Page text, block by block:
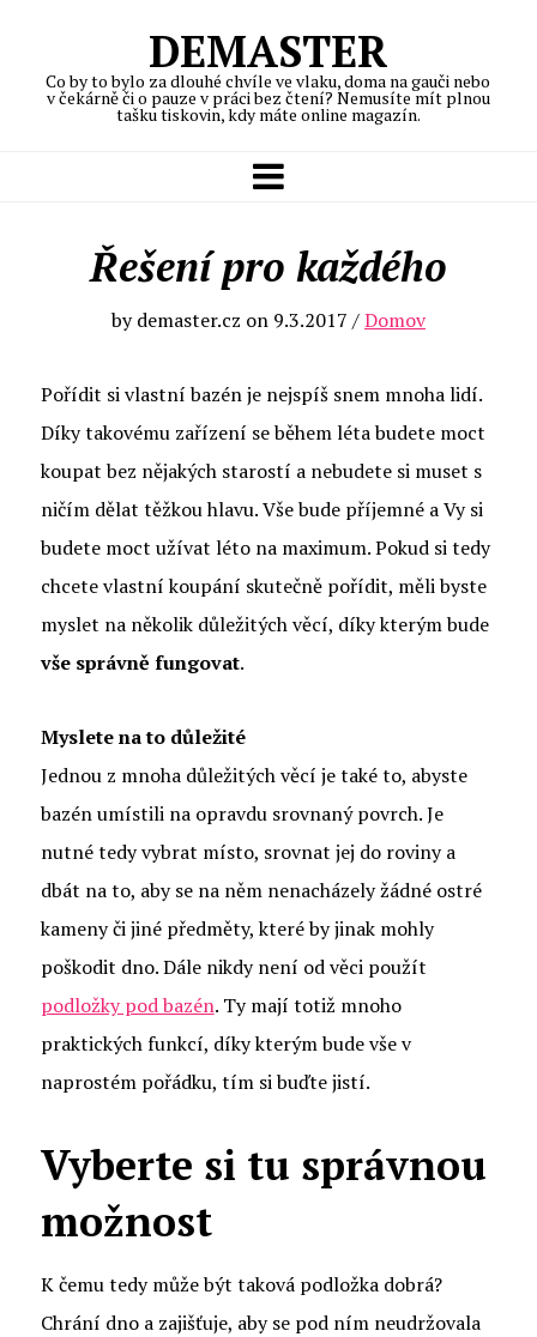
DEMASTER
Co by to bylo za dlouhé chvíle ve vlaku, doma na gauči nebo
v čekárně či o pauze v práci bez čtení? Nemusíte mít plnou
tašku tiskovin, kdy máte online magazín.
Řešení pro každého
bydemaster.cz on 9.3.2017 /Domov
Pořídit si vlastní bazén je nejspíš snem mnoha lidí.
Díky takovému zařízení se během léta budete moct
koupat bez nějakých starostí a nebudete si muset s
ničím dělat těžkou hlavu. Vše bude příjemné a Vy si
budete moct užívat léto na maximum. Pokud si tedy
chcete vlastní koupání skutečně pořídit, měli byste
myslet na několik důležitých věcí, díky kterým bude
vše správně fungovat.
Myslete na to důležité
Jednou z mnoha důležitých věcí je také to, abyste
bazén umístili na opravdu srovnaný povrch. Je
nutné tedy vybrat místo, srovnat jej do roviny a
dbát na to, aby se na něm nenacházely žádné ostré
kameny či jiné předměty, které by jinak mohly
poškodit dno. Dále nikdy není od věci použít
podložky pod bazén. Ty mají totiž mnoho
praktických funkcí, díky kterým bude vše v
naprostém pořádku, tím si buďte jistí.
Vyberte si tu správnou
možnost
K čemu tedy může být taková podložka dobrá?
Chrání dno a zajišťuje, aby se pod ním neudržovala